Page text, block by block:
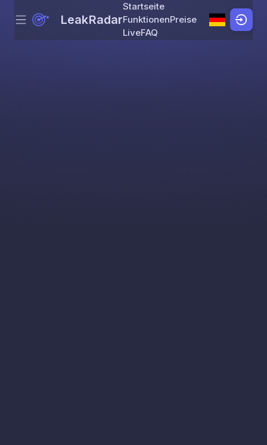
Skip to content
Menu LeakRadar
Startseite
FunktionenPreise
LiveFAQ